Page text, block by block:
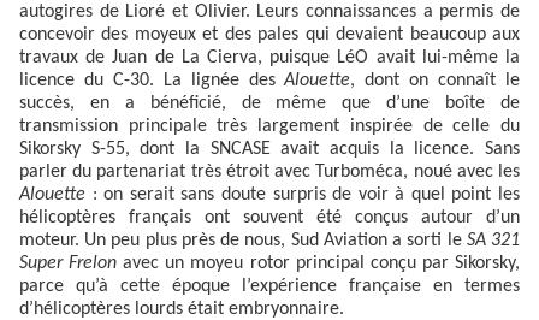
autogires de Lioré et Olivier. Leurs connaissances a permis de
concevoir des moyeux et des pales qui devaient beaucoup aux
travaux de Juan de La Cierva, puisque LéO avait lui-même la
licence du C-30. La lignée desAlouette, dont on connaît le
succès, en a bénéficié, de même que d’une boîte de
transmission principale très largement inspirée de celle du
Sikorsky S-55, dont la SNCASE avait acquis la licence. Sans
parler du partenariat très étroit avec Turboméca, noué avec les
Alouette : on serait sans doute surpris de voir à quel point les
hélicoptères français ont souvent été conçus autour d’un
moteur. Un peu plus près de nous, Sud Aviation a sorti le SA 321
Super Frelon avec un moyeu rotor principal conçu par Sikorsky,
parce qu’à cette époque l’expérience française en termes
d’hélicoptères lourds était embryonnaire.